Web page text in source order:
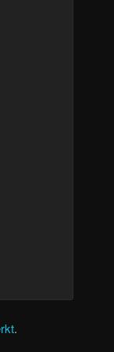
.